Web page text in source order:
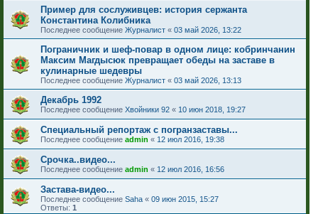
Пример для сослуживцев: история сержанта
Константина Колибника
Последнее сообщение Журналист « 03 май 2026, 13:22
Пограничник и шеф-повар в одном лице: кобринчанин
Максим Магдысюк превращает обеды на заставе в
кулинарные шедевры
Последнее сообщение Журналист « 03 май 2026, 13:13
Декабрь 1992
Последнее сообщение Хвойники 92 « 10 июн 2018, 19:27
Специальный репортаж с погранзаставы...
Последнее сообщение admin « 12 июл 2016, 19:38
Срочка..видео...
Последнее сообщение admin « 12 июл 2016, 16:56
Застава-видео...
Последнее сообщение Saha « 09 июн 2015, 15:27
Ответы: 1